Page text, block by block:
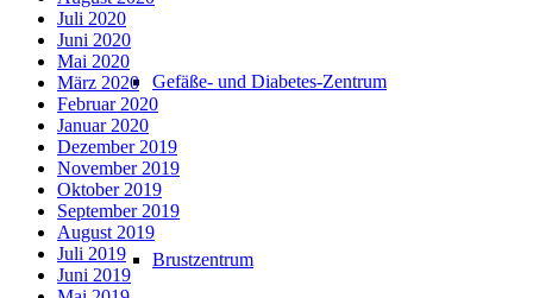
Gefäße- und Diabetes-Zentrum
Brustzentrum
Juli 2020
Juni 2020
Mai 2020
März 2020
Februar 2020
Januar 2020
Dezember 2019
November 2019
Oktober 2019
September 2019
August 2019
Juli 2019
Juni 2019